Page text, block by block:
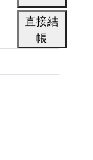
直接結
帳